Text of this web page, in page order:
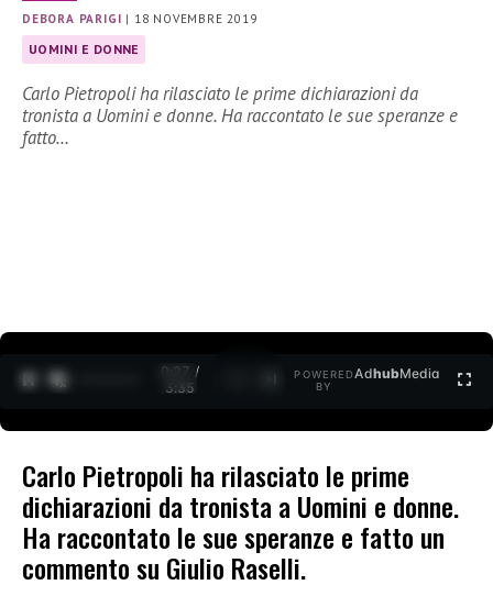
DEBORA PARIGI | 18 NOVEMBRE 2019
UOMINI E DONNE
Carlo Pietropoli ha rilasciato le prime dichiarazioni da
tronista a Uomini e donne. Ha raccontato le sue speranze e
fatto…
0:27 /
3:35
POWERED
BY
AdhubMedia
Carlo Pietropoli ha rilasciato le prime
dichiarazioni da tronista a Uomini e donne.
Ha raccontato le sue speranze e fatto un
commento su Giulio Raselli.